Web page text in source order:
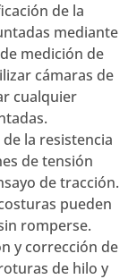
de la
mediante
medición de
cámaras de
cualquier
la resistencia
de tensión
de tracción.
pueden
romperse.
y corrección de
de hilo y